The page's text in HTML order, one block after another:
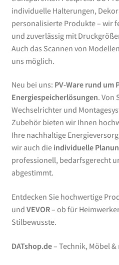
individuelle Halterungen,
personalisierte Produkte – wir
und zuverlässig mit
Auch das Scannen von
uns möglich.
Neu bei uns: PV-Ware rund um
Energiespeicherlösungen. Von
Wechselrichter und
Zubehör bieten wir Ihnen
Ihre nachhaltige
wir auch die individuelle
professionell, bedarfsgerecht
abgestimmt.
Entdecken Sie hochwertige
und VEVOR– ob für
Stilbewusste.
DATshop.de– Technik, Möbel &